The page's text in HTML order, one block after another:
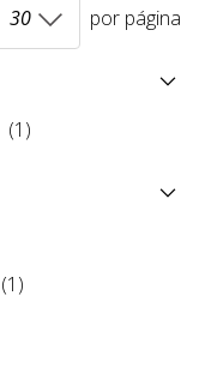
por página
(1)
(1)